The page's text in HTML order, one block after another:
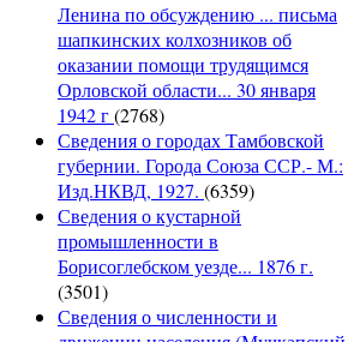
Ленина по обсуждению ... письма
шапкинских колхозников об
оказании помощи трудящимся
Орловской области... 30 января
1942 г(2768)
Сведения о городах Тамбовской
губернии. Города Союза ССР.- М.:
Изд.НКВД, 1927. (6359)
Сведения о кустарной
промышленности в
Борисоглебском уезде... 1876 г.
(3501)
Сведения о численности и